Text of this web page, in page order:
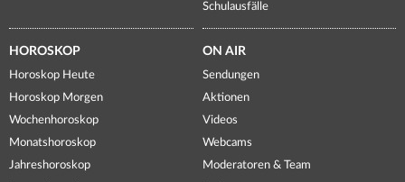
Schulausfälle
HOROSKOP
Horoskop Heute
Horoskop Morgen
Wochenhoroskop
Monatshoroskop
Jahreshoroskop
ON AIR
Sendungen
Aktionen
Videos
Webcams
Moderatoren & Team